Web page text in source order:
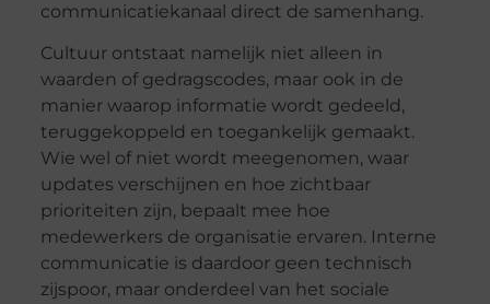
communicatiekanaal direct de samenhang.
Cultuur ontstaat namelijk niet alleen in
waarden of gedragscodes, maar ook in de
manier waarop informatie wordt gedeeld,
teruggekoppeld en toegankelijk gemaakt.
Wie wel of niet wordt meegenomen, waar
updates verschijnen en hoe zichtbaar
prioriteiten zijn, bepaalt mee hoe
medewerkers de organisatie ervaren. Interne
communicatie is daardoor geen technisch
zijspoor, maar onderdeel van het sociale